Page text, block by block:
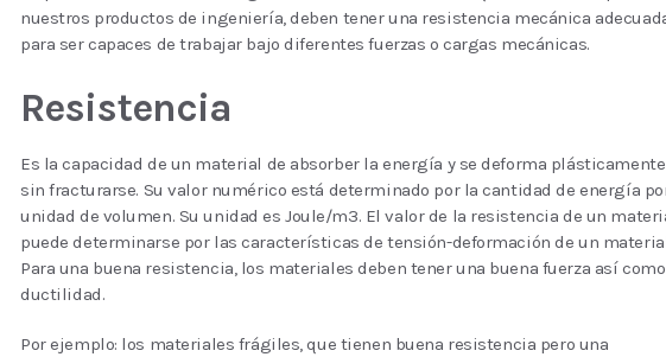
nuestros productos de ingeniería, deben tener una resistencia mecánica
para ser capaces de trabajar bajo diferentes fuerzas o cargas mecánicas.
Resistencia
Es la capacidad de un material de absorber la energía y se deforma plásticamente
sin fracturarse. Su valor numérico está determinado por la cantidad de energía
unidad de volumen. Su unidad es Joule/m3. El valor de la resistencia de un
puede determinarse por las características de tensión-deformación de un
Para una buena resistencia, los materiales deben tener una buena fuerza así como
ductilidad.
Por ejemplo: los materiales frágiles, que tienen buena resistencia pero una